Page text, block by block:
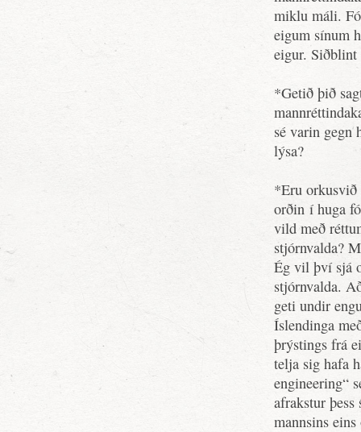
miklu máli.
eigum sínum
eigur.
*Getið þið
sé varin gegn
lýsa?
*Eru orkusvið
orðin í huga
vild með
stjórnvalda?
Ég vil því sjá
stjórnvalda.
geti undir
Íslendinga
þrýstings frá
telja sig hafa
engineering“
afrakstur
mannsins